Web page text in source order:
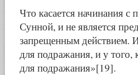
Что касается начинания с
Сунной, и не является
запрещенным действием.
для подражания, и у того,
для подражания»[19].